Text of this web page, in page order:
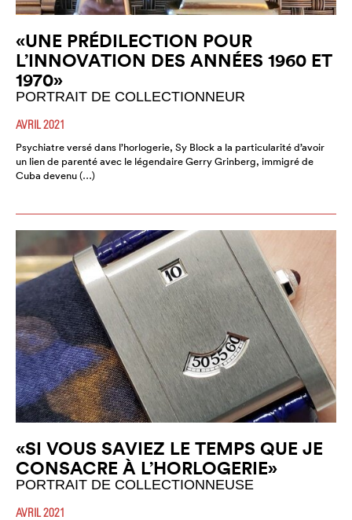
«UNE PRÉDILECTION POUR
L’INNOVATION DES ANNÉES 1960 ET
1970»
PORTRAIT DE COLLECTIONNEUR
AVRIL 2021
Psychiatre versé dans l’horlogerie, Sy Block a la particularité d’avoir
un lien de parenté avec le légendaire Gerry Grinberg, immigré de
Cuba devenu (…)
«SI VOUS SAVIEZ LE TEMPS QUE JE
CONSACRE À L’HORLOGERIE»
PORTRAIT DE COLLECTIONNEUSE
AVRIL 2021